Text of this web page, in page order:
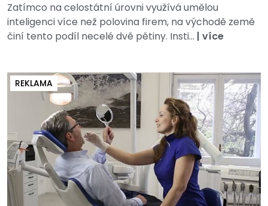
Zatímco na celostátní úrovni využívá umělou
inteligenci více než polovina firem, na východě země
činí tento podíl necelé dvě pětiny. Insti... | více
REKLAMA